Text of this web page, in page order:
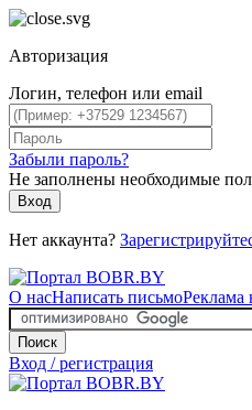
Авторизация
Логин, телефон или email
Забыли пароль?
Не заполнены необходимые
Вход
Нет аккаунта?
О насНаписать письмоРеклама
Поиск
Вход / регистрация